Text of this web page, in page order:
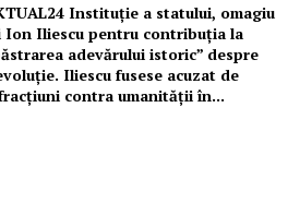
Instituție a statului, omagiu
Ion Iliescu pentru contribuția la
adevărului istoric” despre
Iliescu fusese acuzat de
contra umanității în...